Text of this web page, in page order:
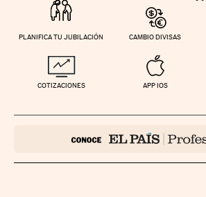
PLANIFICA TU JUBILACIÓN CAMBIO DIVISAS
COTIZACIONES APP IOS